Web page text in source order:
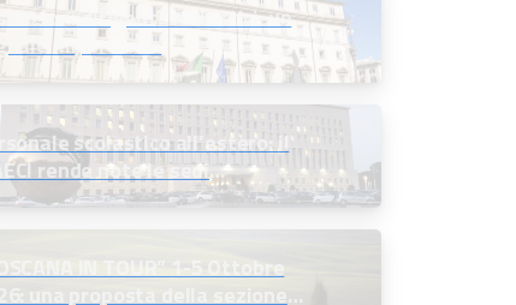
dirigenti scolastici: un
importante
scolastico all’estero: il
rende note le sedi
e indice le selezioni